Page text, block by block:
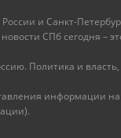
и Санкт-
СПб сегодня –
Политика и
информации на